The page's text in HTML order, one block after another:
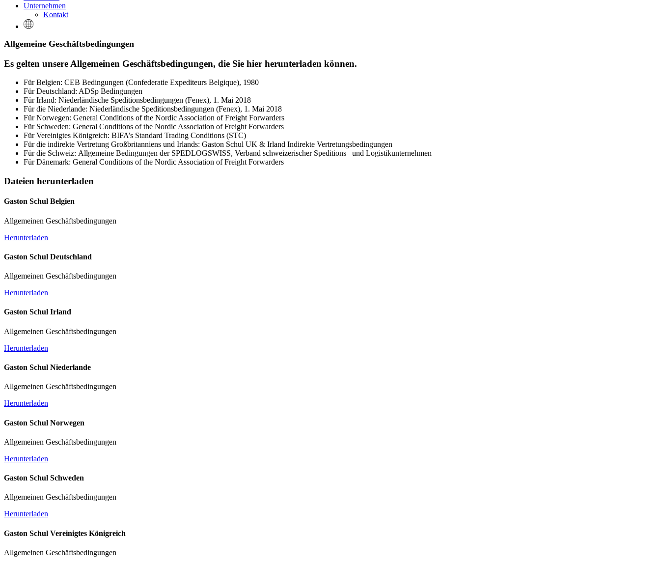
Unternehmen
Kontakt
Allgemeine Geschäftsbedingungen
Es gelten unsere Allgemeinen Geschäftsbedingungen, die Sie hier herunterladen können.
Für Belgien: CEB Bedingungen (Confederatie Expediteurs Belgique), 1980
Für Deutschland: ADSp Bedingungen
Für Irland: Niederländische Speditionsbedingungen (Fenex), 1. Mai 2018
Für die Niederlande: Niederländische Speditionsbedingungen (Fenex), 1. Mai 2018
Für Norwegen: General Conditions of the Nordic Association of Freight Forwarders
Für Schweden: General Conditions of the Nordic Association of Freight Forwarders
Für Vereinigtes Königreich: BIFA’s Standard Trading Conditions (STC)
Für die indirekte Vertretung Großbritanniens und Irlands: Gaston Schul UK & Irland Indirekte Vertretungsbedingungen
Für die Schweiz: Allgemeine Bedingungen der SPEDLOGSWISS, Verband schweizerischer Speditions– und Logistikunternehmen
Für Dänemark: General Conditions of the Nordic Association of Freight Forwarders
Dateien herunterladen
Gaston Schul Belgien
Allgemeinen Geschäftsbedingungen
Herunterladen
Gaston Schul Deutschland
Allgemeinen Geschäftsbedingungen
Herunterladen
Gaston Schul Irland
Allgemeinen Geschäftsbedingungen
Herunterladen
Gaston Schul Niederlande
Allgemeinen Geschäftsbedingungen
Herunterladen
Gaston Schul Norwegen
Allgemeinen Geschäftsbedingungen
Herunterladen
Gaston Schul Schweden
Allgemeinen Geschäftsbedingungen
Herunterladen
Gaston Schul Vereinigtes Königreich
Allgemeinen Geschäftsbedingungen